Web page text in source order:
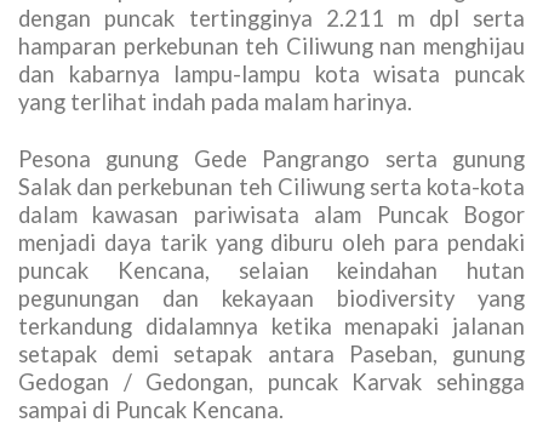
Image 9: Pemandangan di Puncak Kencana
Trekking di Puncak Bogor– Disebelah selatan
puncak Kencana terlihat Gunung Gede Pangrango
yang menjulang pada ketinggian 2.958 m dpl dan
3.019 m dpl dan di baratanya adalah Gunung Salak
dengan puncak tertingginya 2.211 m dpl serta
hamparan perkebunan teh Ciliwung nan menghijau